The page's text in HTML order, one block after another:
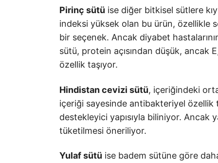
Pirinç sütü ise diğer bitkisel sütlere
indeksi yüksek olan bu ürün, özellikle
bir seçenek. Ancak diyabet
sütü, protein açısından düşük, ancak
özellik taşıyor.
Hindistan cevizi sütü, içeriğindeki
içeriği sayesinde antibakteriyel özellik
destekleyici yapısıyla biliniyor. Ancak
tüketilmesi öneriliyor.
Yulaf sütü ise badem sütüne göre